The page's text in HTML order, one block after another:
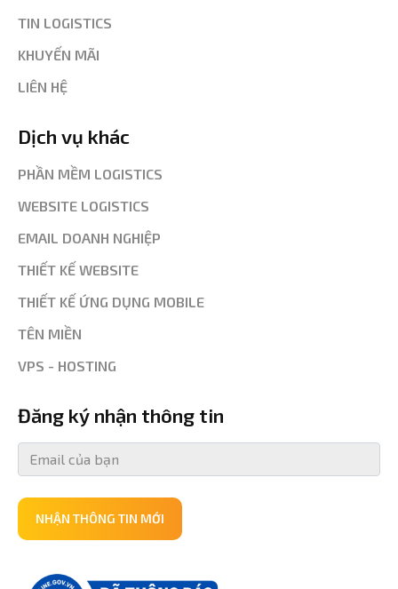
TIN LOGISTICS
KHUYẾN MÃI
LIÊN HỆ
Dịch vụ khác
PHẦN MỀM LOGISTICS
WEBSITE LOGISTICS
EMAIL DOANH NGHIỆP
THIẾT KẾ WEBSITE
THIẾT KẾ ỨNG DỤNG MOBILE
TÊN MIỀN
VPS - HOSTING
Đăng ký nhận thông tin
NHẬN THÔNG TIN MỚI